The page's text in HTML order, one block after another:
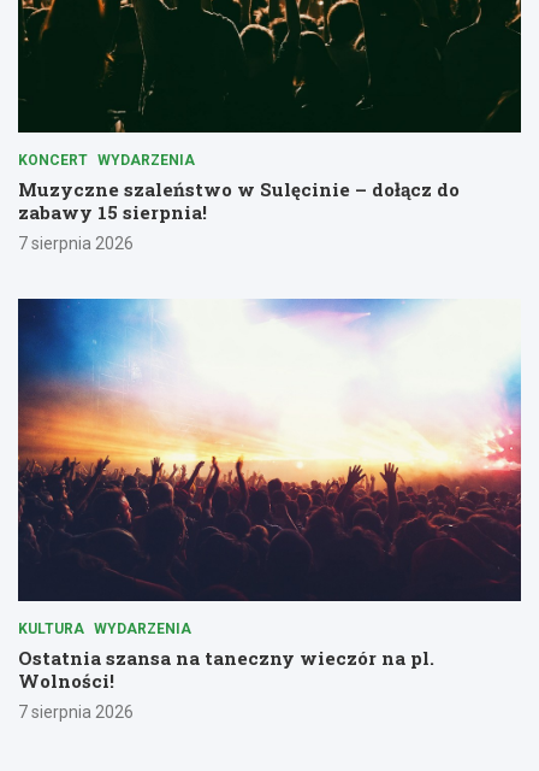
KONCERT WYDARZENIA
Muzyczne szaleństwo w Sulęcinie – dołącz do
zabawy 15 sierpnia!
7 sierpnia 2026
KULTURA WYDARZENIA
Ostatnia szansa na taneczny wieczór na pl.
Wolności!
7 sierpnia 2026